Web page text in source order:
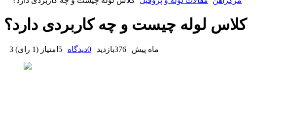
کلاس لوله چیست و چه کاربردی دارد؟
3 ماه پیش 376بازدید 0دیدگاه 5 امتیاز (1 رای )